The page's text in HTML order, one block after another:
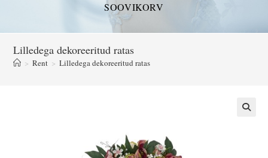
SOOVIKORV
Lilledega dekoreeritud ratas
> Rent > Lilledega dekoreeritud ratas